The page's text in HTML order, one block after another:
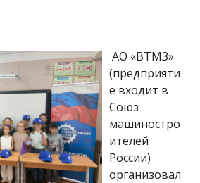
АО «ВТМЗ»
(предприяти
е входит в
Союз
машиностро
ителей
России)
организовал